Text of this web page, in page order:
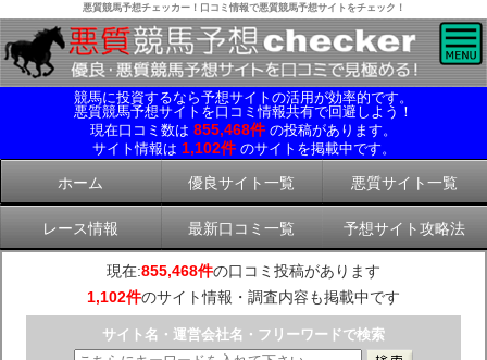
悪質競馬予想チェッカー！口コミ情報で悪質競馬予想サイトをチェック！
競馬に投資するなら予想サイトの活用が効率的です。
悪質競馬予想サイトを口コミ情報共有で回避しよう！
現在口コミ数は 855,468件 の投稿があります。
サイト情報は 1,102件 のサイトを掲載中です。
ホーム 優良サイト一覧 悪質サイト一覧
レース情報 最新口コミ一覧 予想サイト攻略法
現在:855,468件の口コミ投稿があります
1,102件のサイト情報・調査内容も掲載中です
サイト名・運営会社名・フリーワードで検索